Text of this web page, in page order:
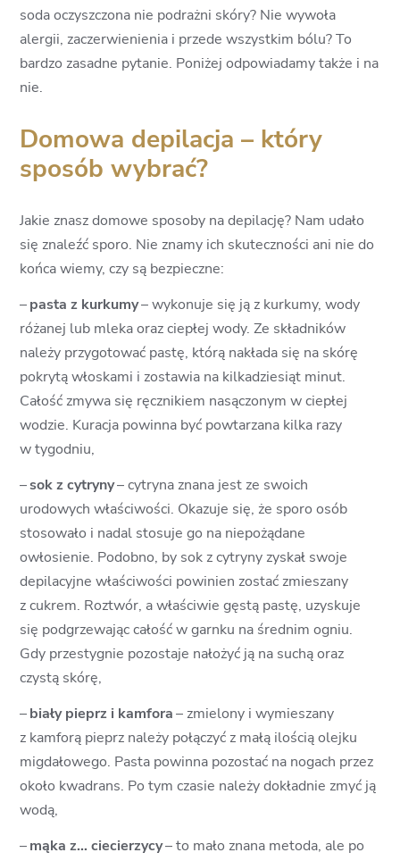
soda oczyszczona nie podrażni skóry? Nie wywoła
alergii, zaczerwienienia i przede wszystkim bólu? To
bardzo zasadne pytanie. Poniżej odpowiadamy także i na
nie.
Domowa depilacja – który
sposób wybrać?
Jakie znasz domowe sposoby na depilację? Nam udało
się znaleźć sporo. Nie znamy ich skuteczności ani nie do
końca wiemy, czy są bezpieczne:
–pasta z kurkumy– wykonuje się ją z kurkumy, wody
różanej lub mleka oraz ciepłej wody. Ze składników
należy przygotować pastę, którą nakłada się na skórę
pokrytą włoskami i zostawia na kilkadziesiąt minut.
Całość zmywa się ręcznikiem nasączonym w ciepłej
wodzie. Kuracja powinna być powtarzana kilka razy
w tygodniu,
–sok z cytryny– cytryna znana jest ze swoich
urodowych właściwości. Okazuje się, że sporo osób
stosowało i nadal stosuje go na niepożądane
owłosienie. Podobno, by sok z cytryny zyskał swoje
depilacyjne właściwości powinien zostać zmieszany
z cukrem. Roztwór, a właściwie gęstą pastę, uzyskuje
się podgrzewając całość w garnku na średnim ogniu.
Gdy przestygnie pozostaje nałożyć ją na suchą oraz
czystą skórę,
–biały pieprz i kamfora – zmielony i wymieszany
z kamforą pieprz należy połączyć z małą ilością olejku
migdałowego. Pasta powinna pozostać na nogach przez
około kwadrans. Po tym czasie należy dokładnie zmyć ją
wodą,
–mąka z… ciecierzycy– to mało znana metoda, ale po